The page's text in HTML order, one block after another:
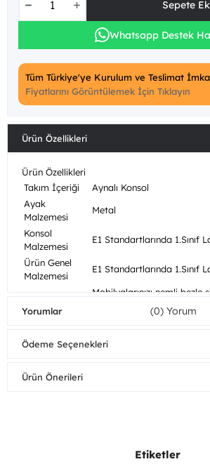
Whatsapp Destek
Tüm Türkiye'ye Kurulum ve Teslimat
Fiyatlarını Görüntülemek İçin Tıklayın
Ürün Özellikleri
Ürün Özellikleri
Takım İçeriği
Aynalı Konsol
Ayak
Malzemesi
Metal
Konsol
Malzemesi
E1 Standartlarında 1.Sınıf
Ürün Genel
Malzemesi
E1 Standartlarında 1.Sınıf
Bakım/Temizlik
Mobilyalarınızı nemli bezle
temizleyebilirsiniz. Direkt
koruyunuz. Sıcak
Demonte
Ürün Boyutları
Yorumlar (0)
Ödeme Seçenekleri
Ürün Önerileri
Etiketler